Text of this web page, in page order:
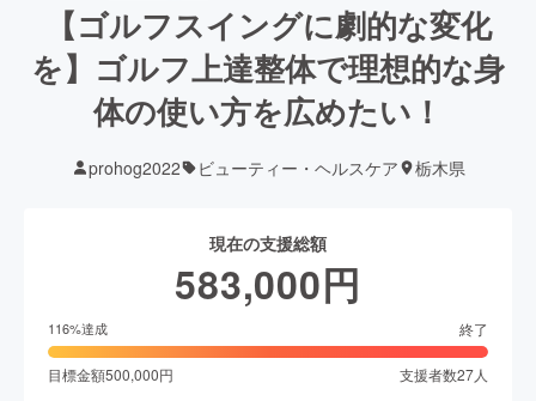
【ゴルフスイングに劇的な変化
を】ゴルフ上達整体で理想的な身
体の使い方を広めたい！
prohog2022 ビューティー・ヘルスケア 栃木県
現在の支援総額
583,000円
116%達成 終了
目標金額500,000円 支援者数27人